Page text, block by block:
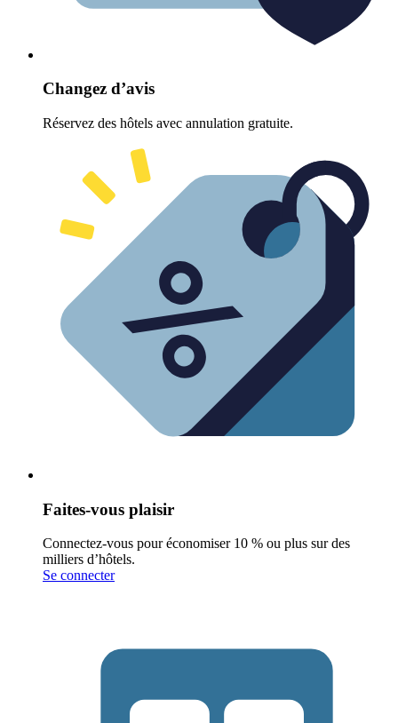
Changez d’avis
Réservez des hôtels avec annulation gratuite.
Faites-vous plaisir
Connectez-vous pour économiser 10 % ou plus sur des
milliers d’hôtels.
Se connecter